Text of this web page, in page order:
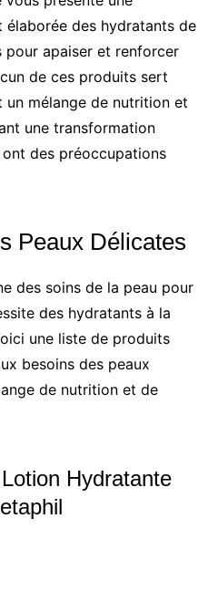
élaborée des hydratants de
pour apaiser et renforcer
de ces produits sert
un mélange de nutrition et
une transformation
des préoccupations
Peaux Délicates
des soins de la peau pour
des hydratants à la
une liste de produits
besoins des peaux
de nutrition et de
Hydratante